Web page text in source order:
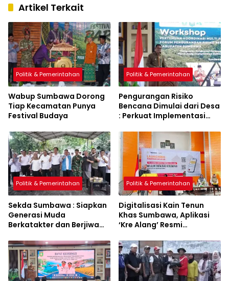
Artikel Terkait
Politik & Pemerintahan
Wabup Sumbawa Dorong
Tiap Kecamatan Punya
Festival Budaya
Politik & Pemerintahan
Pengurangan Risiko
Bencana Dimulai dari Desa
: Perkuat Implementasi
Politik & Pemerintahan
Sekda Sumbawa : Siapkan
Generasi Muda
Berkatakter dan Berjiwa
Politik & Pemerintahan
Digitalisasi Kain Tenun
Khas Sumbawa, Aplikasi
‘Kre Alang’ Resmi